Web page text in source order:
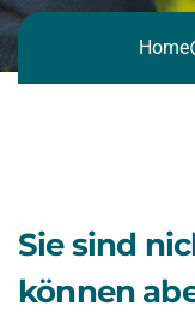
Home
Sie sind
können